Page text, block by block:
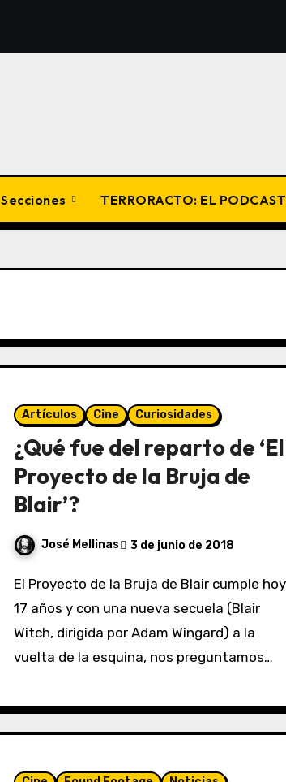
Secciones TERRORACTO: EL PODCAST
Artículos Cine Curiosidades
¿Qué fue del reparto de ‘El
Proyecto de la Bruja de
Blair’?
José Mellinas 3 de junio de 2018
El Proyecto de la Bruja de Blair cumple hoy
17 años y con una nueva secuela (Blair
Witch, dirigida por Adam Wingard) a la
vuelta de la esquina, nos preguntamos…